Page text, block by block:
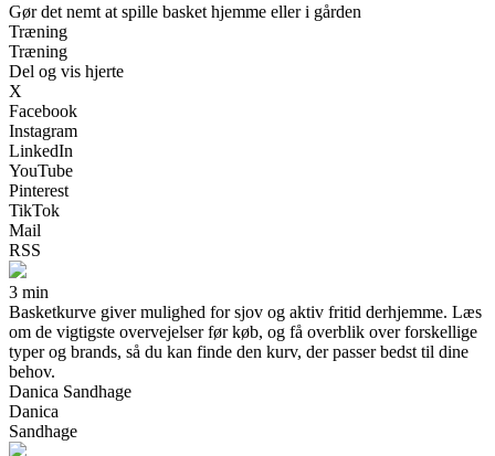
Gør det nemt at spille basket hjemme eller i gården
Træning
Træning
Del og vis hjerte
X
Facebook
Instagram
LinkedIn
YouTube
Pinterest
TikTok
Mail
RSS
3 min
Basketkurve giver mulighed for sjov og aktiv fritid derhjemme. Læs
om de vigtigste overvejelser før køb, og få overblik over forskellige
typer og brands, så du kan finde den kurv, der passer bedst til dine
behov.
Danica Sandhage
Danica
Sandhage